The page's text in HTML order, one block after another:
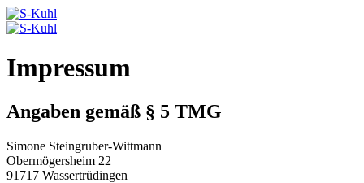
Impressum
Angaben gemäß § 5 TMG
Simone Steingruber-Wittmann
Obermögersheim 22
91717 Wassertrüdingen